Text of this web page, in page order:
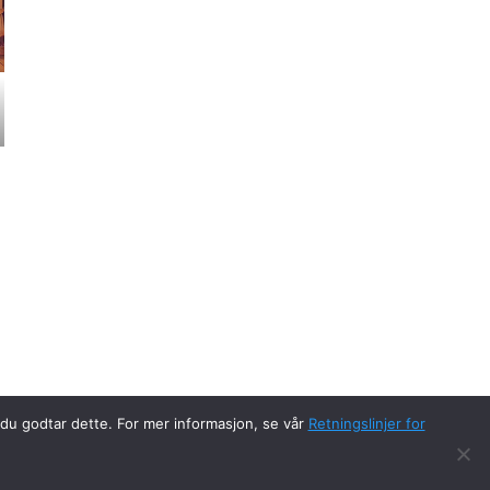
godtar dette. For mer informasjon, se vår Retningslinjer for